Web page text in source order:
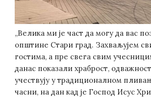
„Велика ми је част да могу да вас
општине Стари град. Захваљујем
гостима, а пре свега свим
данас показали храброст,
учествују у традиционалном
часни, на дан кад је Господ Исус